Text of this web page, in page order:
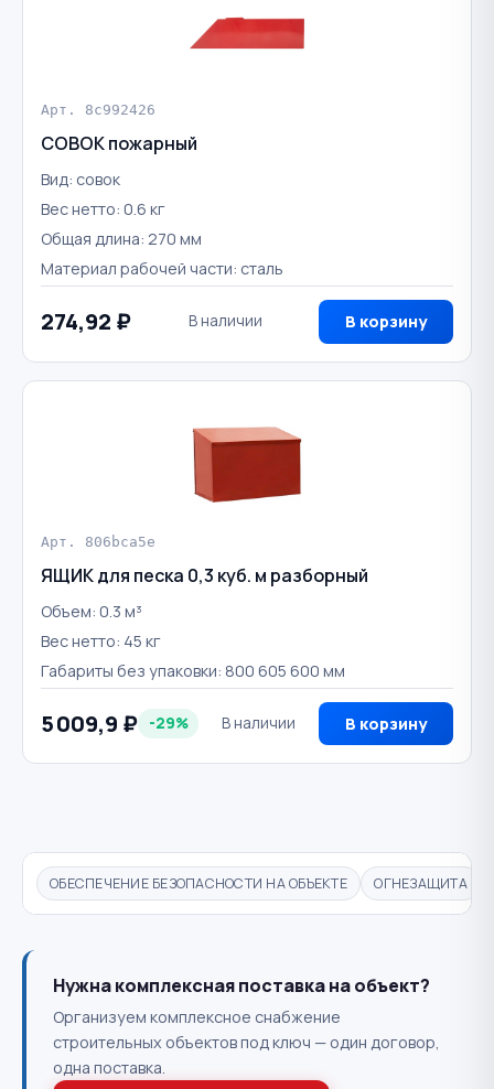
Арт. 8c992426
СОВОК пожарный
Вид: совок
Вес нетто: 0.6 кг
Общая длина: 270 мм
Материал рабочей части: сталь
274,92 ₽ В наличии В корзину
Арт. 806bca5e
ЯЩИК для песка 0,3 куб. м разборный
Объем: 0.3 м³
Вес нетто: 45 кг
Габариты без упаковки: 800 605 600 мм
5 009,9 ₽ -29% В наличии В корзину
ОБЕСПЕЧЕНИЕ БЕЗОПАСНОСТИ НА ОБЪЕКТЕ ОГНЕЗАЩИТА
Нужна комплексная поставка на объект?
Организуем комплексное снабжение
строительных объектов под ключ — один договор,
одна поставка.